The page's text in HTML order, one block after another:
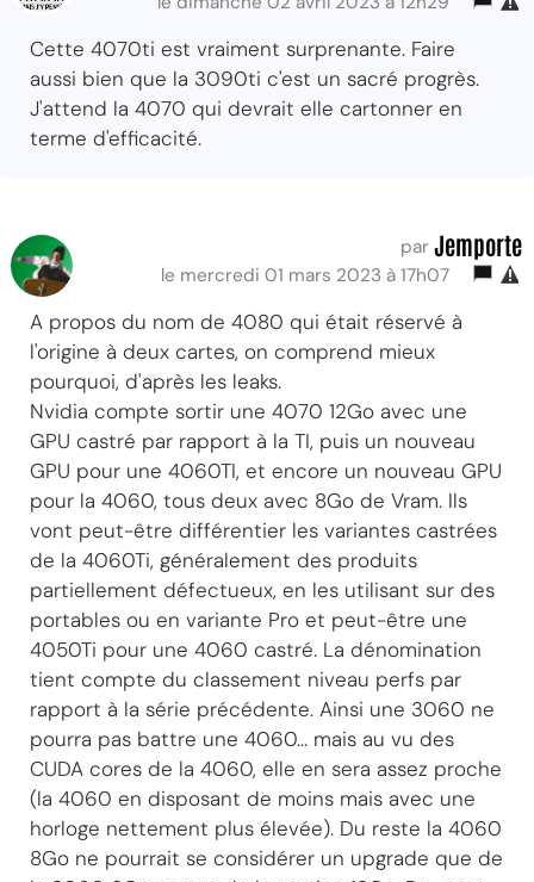
Cette 4070ti est vraiment surprenante. Faire
aussi bien que la 3090ti c'est un sacré progrès.
J'attend la 4070 qui devrait elle cartonner en
terme d'efficacité.
par Jemporte
le mercredi 01 mars 2023 à 17h07
A propos du nom de 4080 qui était réservé à
l'origine à deux cartes, on comprend mieux
pourquoi, d'après les leaks.
Nvidia compte sortir une 4070 12Go avec une
GPU castré par rapport à la TI, puis un nouveau
GPU pour une 4060TI, et encore un nouveau GPU
pour la 4060, tous deux avec 8Go de Vram. Ils
vont peut-être différentier les variantes castrées
de la 4060Ti, généralement des produits
partiellement défectueux, en les utilisant sur des
portables ou en variante Pro et peut-être une
4050Ti pour une 4060 castré. La dénomination
tient compte du classement niveau perfs par
rapport à la série précédente. Ainsi une 3060 ne
pourra pas battre une 4060... mais au vu des
CUDA cores de la 4060, elle en sera assez proche
(la 4060 en disposant de moins mais avec une
horloge nettement plus élevée). Du reste la 4060
8Go ne pourrait se considérer un upgrade que de